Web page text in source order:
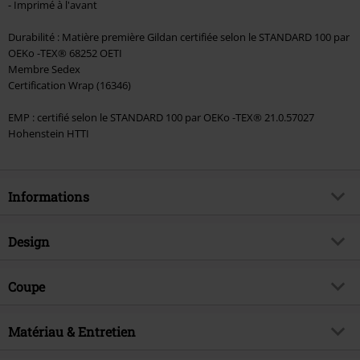
- Imprimé à l'avant
Durabilité : Matière première Gildan certifiée selon le STANDARD 100 par
OEKo -TEX® 68252 OETI
Membre Sedex
Certification Wrap (16346)
EMP : certifié selon le STANDARD 100 par OEKo -TEX® 21.0.57027
Hohenstein HTTI
Informations
Article n°.
Genre (musique)
Design
Catégorie de produit
Modèle imprimé
Coupe
Coupe de l'article
Matériau & Entretien